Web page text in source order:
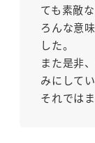
ても素敵
ろんな意
した。
また是非
みにして
それでは